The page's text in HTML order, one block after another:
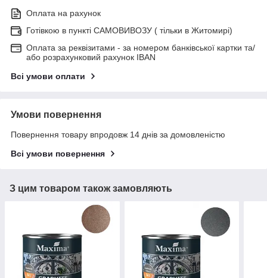
Оплата на рахунок
Готівкою в пункті САМОВИВОЗУ ( тільки в Житомирі)
Оплата за реквізитами - за номером банківської картки та/
або розрахунковий рахунок IBAN
Всі умови оплати
Умови повернення
Повернення товару впродовж 14 днів за домовленістю
Всі умови повернення
З цим товаром також замовляють